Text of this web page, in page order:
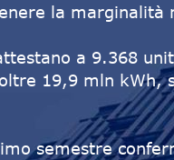
la marginalità
a 9.368
19,9 mln
semestre